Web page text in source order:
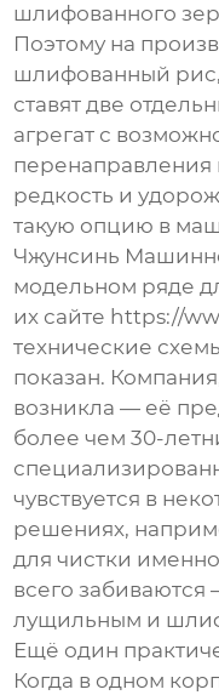
шлифованного
Поэтому на
шлифованный
ставят две
агрегат с
редкость и
такую опцию в
Чжунсинь
модельном ряде
их сайте https://
технические
показан.
возникла — её
более чем 30-
чувствуется в
решениях,
для чистки
всего
лущильным и
Ещё один
Когда в одном